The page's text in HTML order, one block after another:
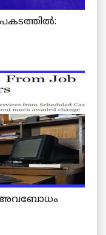
അവബോധം